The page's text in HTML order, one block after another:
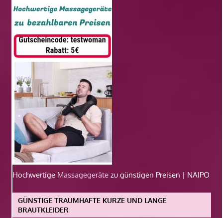
Hochwertige Massagegeräte zu günstigen Preisen | NAIPO
GÜNSTIGE TRAUMHAFTE KURZE UND LANGE
BRAUTKLEIDER